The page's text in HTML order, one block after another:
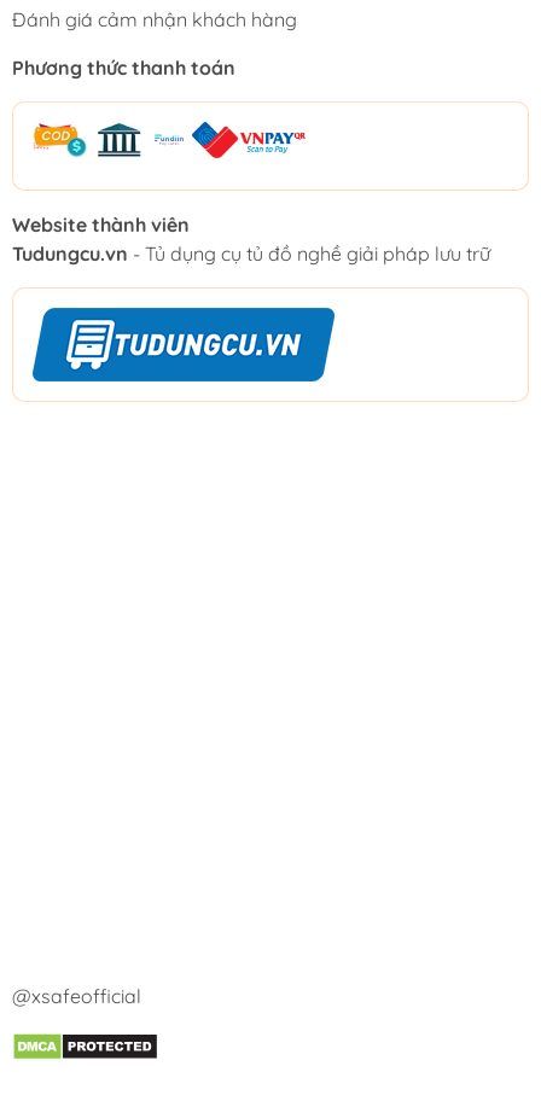
Đánh giá cảm nhận khách hàng
Phương thức thanh toán
Website thành viên
Tudungcu.vn - Tủ dụng cụ tủ đồ nghề giải pháp lưu trữ
@xsafeofficial